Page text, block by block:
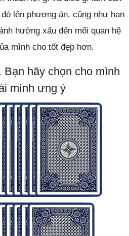
lên phương án, cũng như hạn
hưởng xấu đến mối quan hệ
mình cho tốt đẹp hơn.
Bạn hãy chọn cho mình
mình ưng ý